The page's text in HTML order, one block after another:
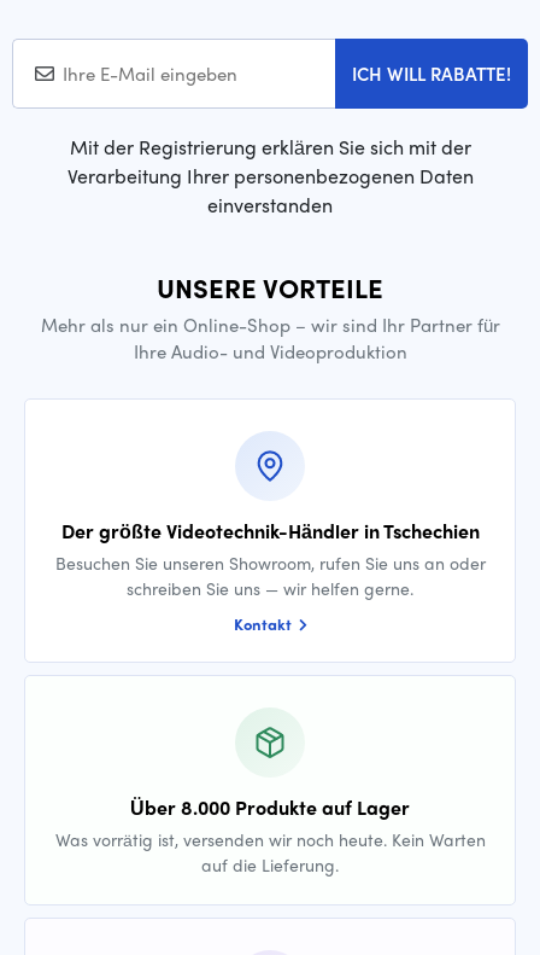
ICH WILL RABATTE!
Mit der Registrierung erklären Sie sich mit der
Verarbeitung Ihrer personenbezogenen Daten
einverstanden
UNSERE VORTEILE
Mehr als nur ein Online-Shop – wir sind Ihr Partner für
Ihre Audio- und Videoproduktion
Der größte Videotechnik-Händler in Tschechien
Besuchen Sie unseren Showroom, rufen Sie uns an oder
schreiben Sie uns — wir helfen gerne.
Kontakt
Über 8.000 Produkte auf Lager
Was vorrätig ist, versenden wir noch heute. Kein Warten
auf die Lieferung.